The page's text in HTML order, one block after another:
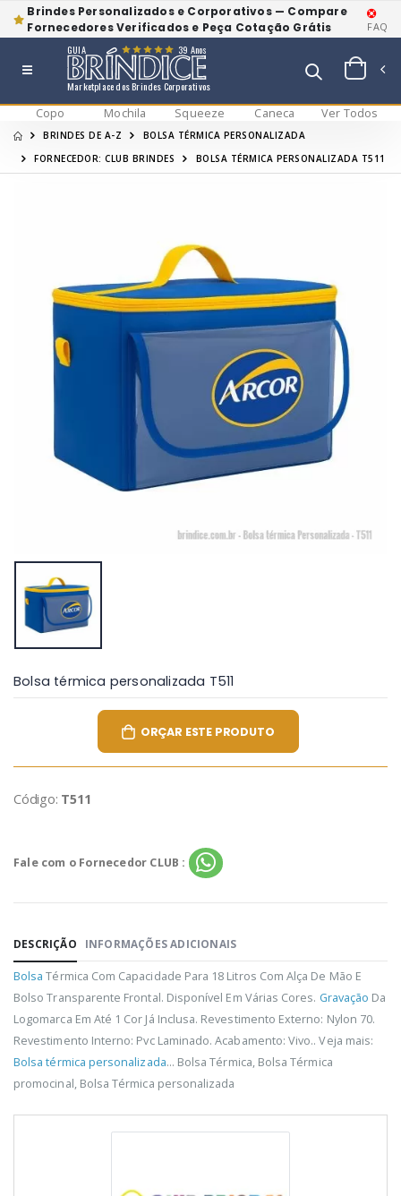
Brindes Personalizados e Corporativos — Compare
Fornecedores Verificados e Peça Cotação Grátis
FAQ
Marketplace dos Brindes Corporativos
GUIA 39 Anos
Copo Mochila Squeeze Caneca Ver Todos
BRINDES DE A-Z
BOLSA TÉRMICA PERSONALIZADA
FORNECEDOR: CLUB BRINDES
BOLSA TÉRMICA PERSONALIZADA T511
Bolsa térmica personalizada T511
ORÇAR ESTE PRODUTO
Código: T511
Fale com o Fornecedor CLUB :
DESCRIÇÃO INFORMAÇÕES ADICIONAIS
Bolsa Térmica Com Capacidade Para 18 Litros Com Alça De Mão E
Bolso Transparente Frontal. Disponível Em Várias Cores. Gravação Da
Logomarca Em Até 1 Cor Já Inclusa. Revestimento Externo: Nylon 70.
Revestimento Interno: Pvc Laminado. Acabamento: Vivo.. Veja mais:
Bolsa térmica personalizada... Bolsa Térmica, Bolsa Térmica
promocinal, Bolsa Térmica personalizada